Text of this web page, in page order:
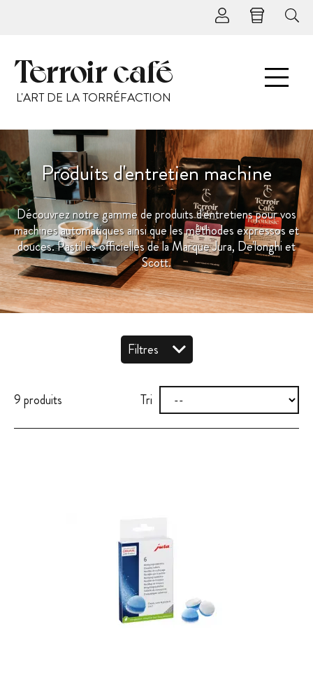
Terroir café
L'ART DE LA TORRÉFACTION
Produits d'entretien machine
Découvrez notre gamme de produits d'entretiens pour vos
machines automatiques ainsi que les méthodes expressos et
douces. Pastilles officielles de la Marque Jura, De'longhi et
Scott.
Filtres
9 produits Tri